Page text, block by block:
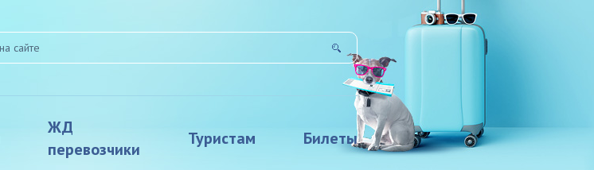
ЖД
перевозчики
Туристам Билеты